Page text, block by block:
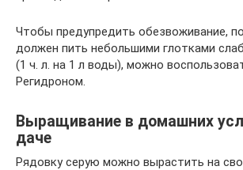
Чтобы предупредить обезвоживание,
должен пить небольшими глотками
(1 ч. л. на 1 л воды), можно
Регидроном.
Выращивание в домашних
даче
Рядовку серую можно вырастить на